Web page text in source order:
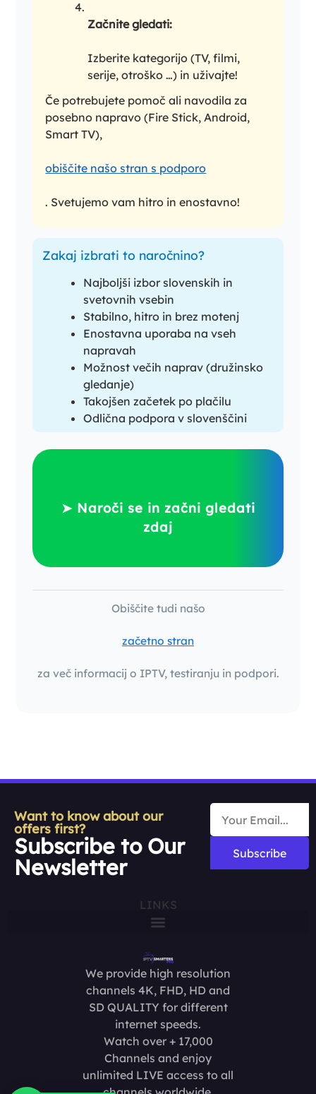
Začnite gledati:
Izberite kategorijo (TV, filmi,
serije, otroško …) in uživajte!
Če potrebujete pomoč ali navodila za
posebno napravo (Fire Stick, Android,
Smart TV),
obiščite našo stran s podporo
. Svetujemo vam hitro in enostavno!
Zakaj izbrati to naročnino?
Najboljši izbor slovenskih in
svetovnih vsebin
Stabilno, hitro in brez motenj
Enostavna uporaba na vseh
napravah
Možnost večih naprav (družinsko
gledanje)
Takojšen začetek po plačilu
Odlična podpora v slovenščini
➤ Naroči se in začni gledati
zdaj
Obiščite tudi našo
začetno stran
za več informacij o IPTV, testiranju in podpori.
Want to know about our
offers first?
Subscribe to Our
Newsletter
Subscribe
LINKS
We provide high resolution
channels 4K, FHD, HD and
SD QUALITY for different
internet speeds.
Watch over + 17,000
Channels and enjoy
unlimited LIVE access to all